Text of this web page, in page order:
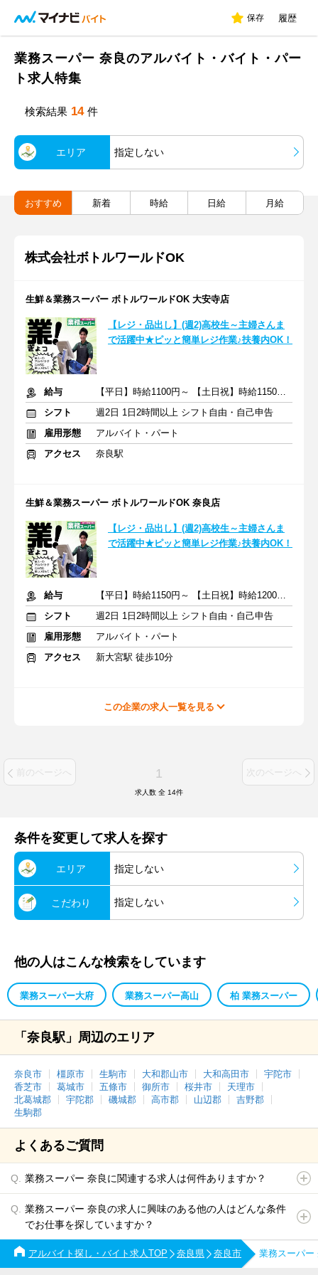
保存 履歴
業務スーパー 奈良のアルバイト・バイト・パー
ト求人特集
検索結果 14 件
エリア 指定しない
おすすめ 新着 時給 日給 月給
株式会社ボトルワールドOK
生鮮＆業務スーパー ボトルワールドOK 大安寺店
【レジ・品出し】(週2)高校生～主婦さんま
で活躍中★ピッと簡単レジ作業♪扶養内OK！
給与
【平日】時給1100円～ 【土日祝】時給1150円～
シフト
週2日 1日2時間以上 シフト自由・自己申告
雇用形態
アルバイト・パート
アクセス
奈良駅
生鮮＆業務スーパー ボトルワールドOK 奈良店
【レジ・品出し】(週2)高校生～主婦さんま
で活躍中★ピッと簡単レジ作業♪扶養内OK！
給与
【平日】時給1150円～ 【土日祝】時給1200円～
シフト
週2日 1日2時間以上 シフト自由・自己申告
雇用形態
アルバイト・パート
アクセス
新大宮駅 徒歩10分
この企業の求人一覧を見る
前のページへ 1 次のページへ
求人数 全 14件
条件を変更して求人を探す
エリア 指定しない
こだわり 指定しない
他の人はこんな検索をしています
業務スーパー大府 業務スーパー高山 柏 業務スーパー
「奈良駅」周辺のエリア
奈良市 橿原市 生駒市 大和郡山市 大和高田市
宇陀市
香芝市
葛城市 五條市 御所市 桜井市
天理市
北葛城郡
宇陀郡 磯城郡 高市郡 山辺郡
吉野郡
生駒郡
よくあるご質問
業務スーパー 奈良に関連する求人は何件ありますか？
業務スーパー 奈良の求人に興味のある他の人はどんな条件
でお仕事を探していますか？
アルバイト探し・バイト求人TOP 奈良県 奈良市 業務スーパー